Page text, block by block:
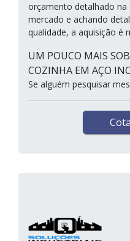
orçamento detalhado na
mercado e achando
qualidade, a aquisição é
UM POUCO MAIS
COZINHA EM AÇO
Se alguém pesquisar